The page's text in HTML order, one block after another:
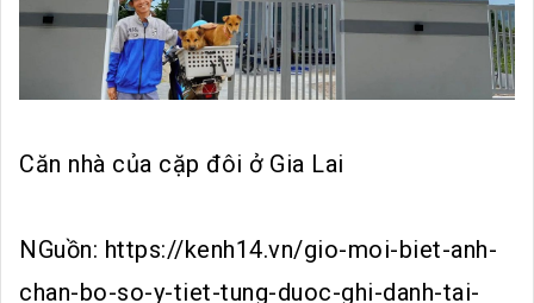
Căn nhà của cặp đôi ở Gia Lai
NGuồn: https://kenh14.vn/gio-moi-biet-anh-
chan-bo-so-y-tiet-tung-duoc-ghi-danh-tai-